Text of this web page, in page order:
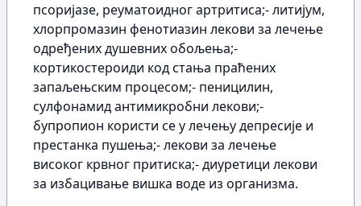
псоријазе, реуматоидног артритиса;- литијум,
хлорпромазин фенотиазин лекови за лечење
одређених душевних обољења;-
кортикостероиди код стања праћених
запаљењским процесом;- пеницилин,
сулфонамид антимикробни лекови;-
бупропион користи се у лечењу депресије и
престанка пушења;- лекови за лечење
високог крвног притиска;- диуретици лекови
за избацивање вишка воде из организма.